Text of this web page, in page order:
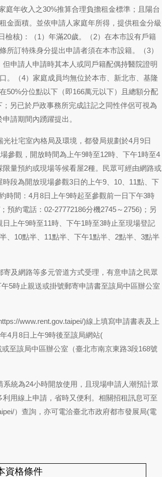
庭年收入之30%推算合理負擔租金標準；且陽台
金面積。並依申請人家庭年所得，提供租金分級
檢核)：（1）年滿20歲。（2）在本市設有戶籍
所訂特殊身分提出申請者須在本市設籍。（3）
申請人申請時其本人或同戶籍配偶持醫院證明
。（4）家庭成員均無位於本市、新北市、基隆
50%分位點以下（即166萬元以下）且總額分配
另已於戶政事務所完成註記之同性伴侶可視為
請期間內踴躍提出。
社宅室內格局及環境，都發局規劃於4月9日
參觀，開放時間為上午9時至12時、下午1時至4
量預約或現場等候看屋2種。民眾可經由網路或
段為開放現場參觀3日的上午9、10、11點、下
時間：4月8日上午9時起至參觀前一日下午3時
預約電話：02-27772186分機2745～2756)；另
上午9時至11時、下午1時至3時止至現場登記
、10點半、11點半、下午1點半、2點半、3點半
及網路等多元管道方式受理，有意申請之民眾
5時止親送或掛號郵寄申請書至該局中區辦公室
www.rent.gov.taipei/)線上填寫申請書表及上
4月8日上午9時後至該局網站(
至該局中區辦公室（臺北市南京東路3段168號
統為24小時開放使用，且現場申請人潮預計眾
用線上申請，省時又便利。相關招租訊息可至
）查詢，亦可電洽臺北市政府都市發展局(電
資格條件